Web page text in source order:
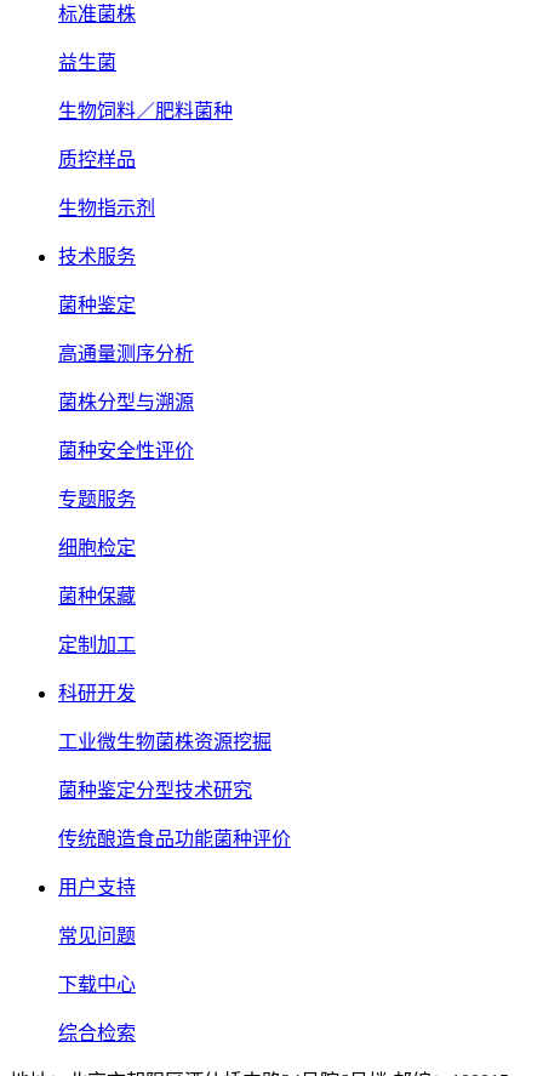
标准菌株
益生菌
生物饲料／肥料菌种
质控样品
生物指示剂
技术服务
菌种鉴定
高通量测序分析
菌株分型与溯源
菌种安全性评价
专题服务
细胞检定
菌种保藏
定制加工
科研开发
工业微生物菌株资源挖掘
菌种鉴定分型技术研究
传统酿造食品功能菌种评价
用户支持
常见问题
下载中心
综合检索